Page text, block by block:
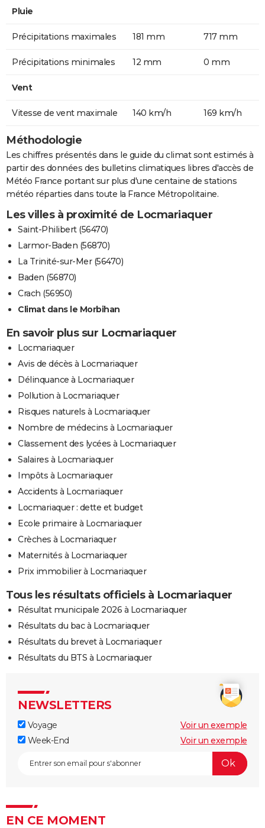
Pluie
Précipitations maximales 181 mm 717 mm
Précipitations minimales 12 mm 0 mm
Vent
Vitesse de vent maximale 140 km/h 169 km/h
Méthodologie
Les chiffres présentés dans le guide du climat sont estimés à
partir des données des bulletins climatiques libres d'accès de
Météo France portant sur plus d'une centaine de stations
météo réparties dans toute la France Métropolitaine.
Les villes à proximité de Locmariaquer
Saint-Philibert (56470)
Larmor-Baden (56870)
La Trinité-sur-Mer (56470)
Baden (56870)
Crach (56950)
Climat dans le Morbihan
En savoir plus sur Locmariaquer
Locmariaquer
Avis de décès à Locmariaquer
Délinquance à Locmariaquer
Pollution à Locmariaquer
Risques naturels à Locmariaquer
Nombre de médecins à Locmariaquer
Classement des lycées à Locmariaquer
Salaires à Locmariaquer
Impôts à Locmariaquer
Accidents à Locmariaquer
Locmariaquer : dette et budget
Ecole primaire à Locmariaquer
Crèches à Locmariaquer
Maternités à Locmariaquer
Prix immobilier à Locmariaquer
Tous les résultats officiels à Locmariaquer
Résultat municipale 2026 à Locmariaquer
Résultats du bac à Locmariaquer
Résultats du brevet à Locmariaquer
Résultats du BTS à Locmariaquer
NEWSLETTERS
Voyage
Voir un exemple
Week-End
Voir un exemple
EN CE MOMENT